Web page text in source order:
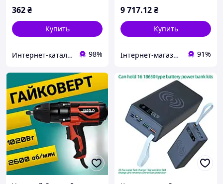
362₴
Купить
Интерн​ет-кат​а​л​ог ск​​и​до​к "GALANTI" 98%
9 717.12₴
Купить
Інтернет-магазин Premium Pro 91%